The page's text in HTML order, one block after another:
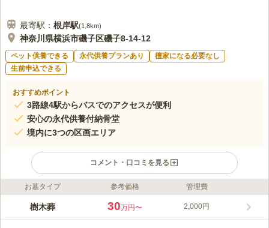
最寄駅： 根岸駅(1.8km)
神奈川県横浜市磯子区磯子8-14-12
ペット供養できる 永代供養プランあり
檀家になる必要なし
生前申込できる
おすすめポイント
3路線4駅からバスでのアクセスが便利
安心の永代供養付納骨堂
境内に3つの区画エリア
コメント・口コミを見る
ライフドット編集部のコメント
800年以上もの昔に創建された真照寺の敷地内にある霊園です。
お墓タイプ 参考価格 管理費
樹木葬 30万円〜 2,000円